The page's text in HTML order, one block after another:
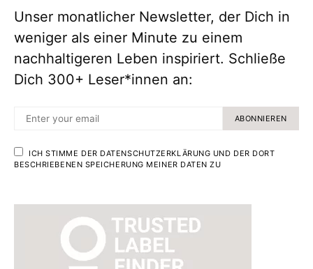
Unser monatlicher Newsletter, der Dich in
weniger als einer Minute zu einem
nachhaltigeren Leben inspiriert. Schließe
Dich 300+ Leser*innen an:
ABONNIEREN
ICH STIMME DER DATENSCHUTZERKLÄRUNG UND DER DORT
BESCHRIEBENEN SPEICHERUNG MEINER DATEN ZU